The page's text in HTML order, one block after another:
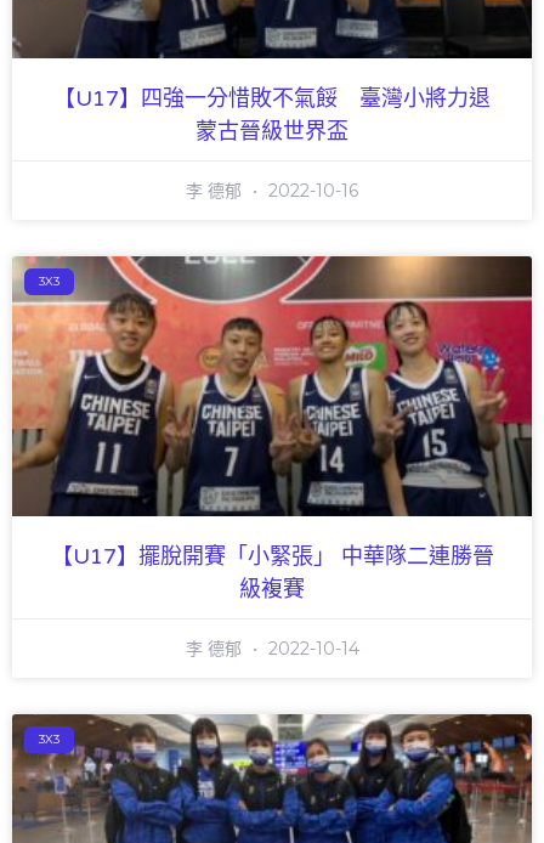
【U17】四強一分惜敗不氣餒 臺灣小將力退
蒙古晉級世界盃
李 德郁 2022-10-16
3X3
【U17】擺脫開賽「小緊張」 中華隊二連勝晉
級複賽
李 德郁 2022-10-14
3X3